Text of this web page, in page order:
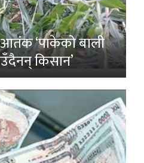
आतंक ‘पाकेको बाली
किसान’